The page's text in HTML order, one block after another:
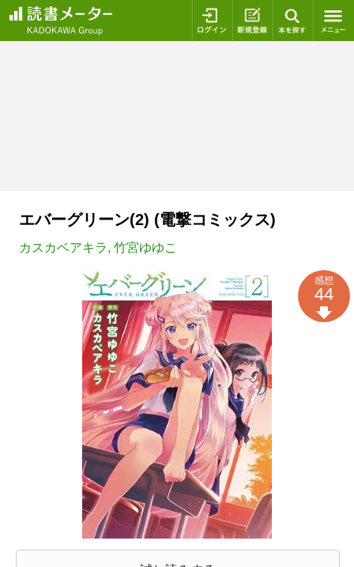
ログイン 新規登録
エバーグリーン(2) (電撃コミックス)
カスカベアキラ, 竹宮ゆゆこ
感想
44